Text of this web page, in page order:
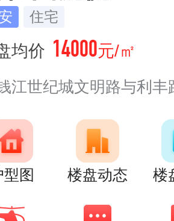
住宅
均价 14000元/㎡
江世纪城文明路与利丰
型图 楼盘动态 楼